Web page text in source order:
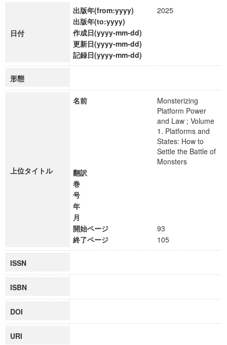
日付
出版年(from:yyyy)
2025
出版年(to:yyyy)
作成日(yyyy-mm-dd)
更新日(yyyy-mm-dd)
記録日(yyyy-mm-dd)
形態
上位タイトル
名前
Monsterizing
Platform Power
and Law ; Volume
1. Platforms and
States: How to
Settle the Battle of
Monsters
翻訳
巻
号
年
月
開始ページ
93
終了ページ
105
ISSN
ISBN
DOI
URI